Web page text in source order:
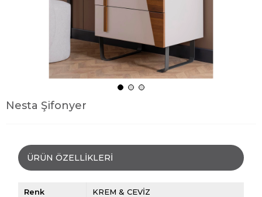
Nesta Şifonyer
ÜRÜN ÖZELLIKLERI
Renk KREM & CEVİZ